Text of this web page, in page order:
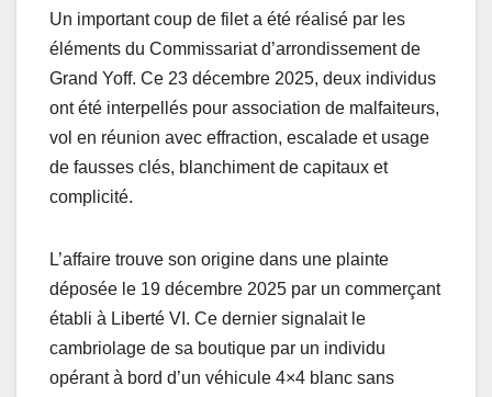
Un important coup de filet a été réalisé par les
éléments du Commissariat d’arrondissement de
Grand Yoff. Ce 23 décembre 2025, deux individus
ont été interpellés pour association de malfaiteurs,
vol en réunion avec effraction, escalade et usage
de fausses clés, blanchiment de capitaux et
complicité.
L’affaire trouve son origine dans une plainte
déposée le 19 décembre 2025 par un commerçant
établi à Liberté VI. Ce dernier signalait le
cambriolage de sa boutique par un individu
opérant à bord d’un véhicule 4×4 blanc sans